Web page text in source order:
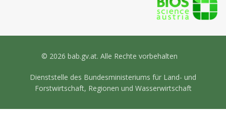
© 2026 bab.gv.at. Alle Rechte vorbehalten
Dienststelle des Bundesministeriums für Land- und
Forstwirtschaft, Regionen und Wasserwirtschaft